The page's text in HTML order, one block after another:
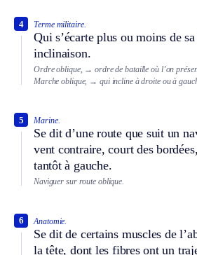
Terme militaire.
Qui s’écarte plus ou moins de
inclinaison.
4
Ordre oblique, → ordre de bataille où l’on
Marche oblique, → qui incline à droite ou à
Marine.
Se dit d’une route que suit un
vent contraire, court des
tantôt à gauche.
5
Naviguer sur route oblique.
Anatomie.
Se dit de certains muscles de
la tête, dont les fibres ont un
6